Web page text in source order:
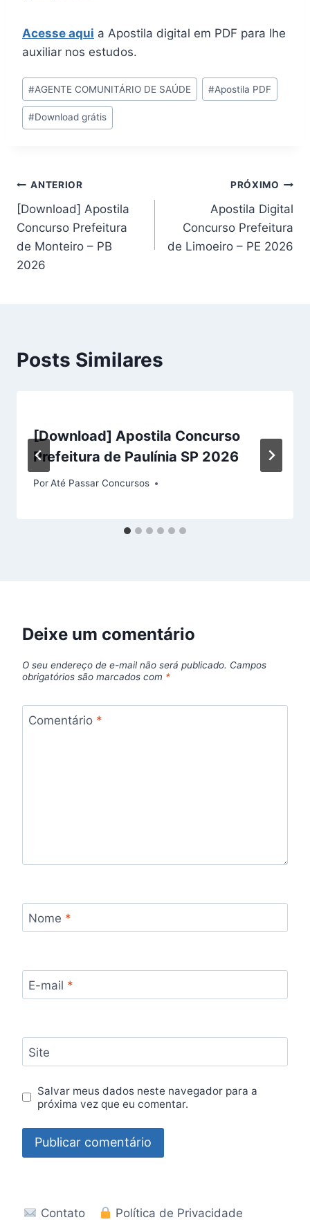
Acesse aqui a Apostila digital em PDF para lhe
auxiliar nos estudos.
Tags
do
Post:
#AGENTE COMUNITÁRIO DE SAÚDE #Apostila PDF
#Download grátis
Navegação
de
Post
ANTERIOR
[Download] Apostila
Concurso Prefeitura
de Monteiro – PB
2026
PRÓXIMO
Apostila Digital
Concurso Prefeitura
de Limoeiro – PE 2026
Posts Similares
[Download] Apostila Concurso
Prefeitura de Paulínia SP 2026
PorAté Passar Concursos
Deixe um comentário
O seu endereço de e-mail não será publicado. Campos
obrigatórios são marcados com *
Comentário *
Nome *
E-mail *
Site
Salvar meus dados neste navegador para a
próxima vez que eu comentar.
Contato Política de Privacidade